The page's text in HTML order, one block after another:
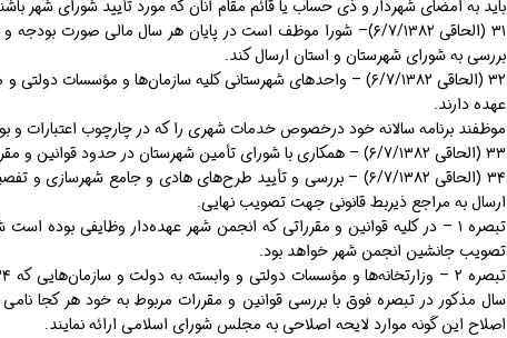
باید به امضای شهردار و ذی حساب یا قائم مقام آنان که مورد تأیید شورای شهر
۳۱ (الحاقی ۶/۷/۱۳۸۲)– شورا موظف است در پایان هر سال مالی
بررسی به شورای شهرستان و استان ارسال کند.
۳۲ (الحاقی ۶/۷/۱۳۸۲) – واحد‌های شهرستانی کلیه سازمان‌ها و
عهده دارند.
موظفند برنامه سالانه خود درخصوص خدمات شهری را که در چارچوب اعتبارات و
۳۳ (الحاقی ۶/۷/۱۳۸۲) – همکاری با شورای تأمین شهرستان در حدود قوانین و مقررات.
۳۴ (الحاقی ۶/۷/۱۳۸۲) – بررسی و تأیید طرح‌های هادی و جامع
ارسال به مراجع ذیربط قانونی جهت تصویب نهایی.
تبصره ۱ – در کلیه قوانین و مقرراتی که انجمن شهر عهده‌دار وظایفی بوده
تصویب جانشین انجمن شهر خواهد بود.
سال مذکور در تبصره فوق با بررسی قوانین و مقررات مربوط به خود هر کجا
اصلاح این گونه موارد لایحه اصلاحی به مجلس شورای اسلامی ارائه نمایند.